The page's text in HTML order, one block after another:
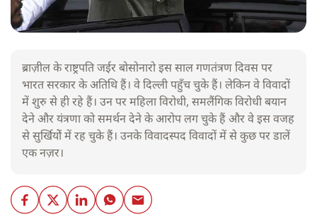
ब्राज़ील के राष्ट्रपति जईर बोसोनारो इस साल गणतंत्रण दिवस पर
भारत सरकार के अतिथि हैं। वे दिल्ली पहुँच चुके हैं। लेकिन वे विवादों
में शुरु से ही रहे हैं। उन पर महिला विरोधी, समलैंगिक विरोधी बयान
देने और यंत्रणा को समर्थन देने के आरोप लग चुके हैं और वे इस वजह
से सुर्खियोें में रह चुके हैं। उनके विवादस्पद विवादों में से कुछ पर डालें
एक नज़र।